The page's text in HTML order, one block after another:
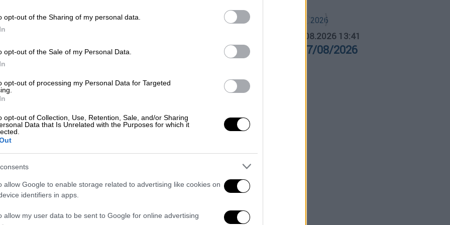
opt-out of the Sharing of my personal data.
opt-out of the Sale of my Personal Data.
opt-out of processing my Personal Data for Targeted
opt-out of Collection, Use, Retention, Sale, and/or Sharing
Data that Is Unrelated with the Purposes for which it
allow Google to enable storage related to advertising like cookies on
identifiers in apps.
allow my user data to be sent to Google for online advertising
J2US
J2US: Το ξέσπασμα του Ηλία
Πηνελόπη Αναστασοπούλου
εκφράσει και ο Ηλίας Ψινάκης, ο
οποίος όμως, ξάφνιασε τον Ίαν
συμπαθεί την γυναίκα του, δηλαδή τη
Μαίρη Συνατσάκη
07.08.2026 13:41
Αθλητικό δελτίο 07/08/2026